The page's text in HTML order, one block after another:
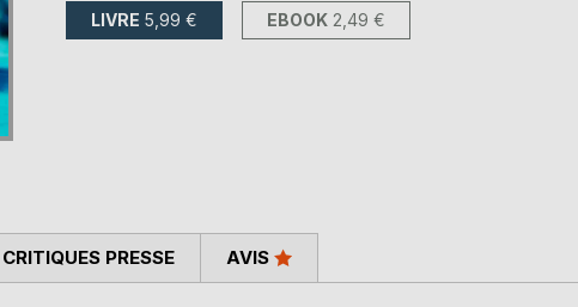
LIVRE 5,99 € EBOOK 2,49 €
CRITIQUES PRESSE AVIS